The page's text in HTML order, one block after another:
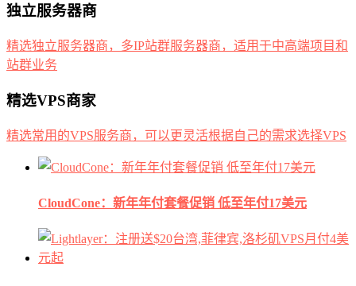
独立服务器商
精选独立服务器商，多IP站群服务器商，适用于中高端项目和
站群业务
精选VPS商家
精选常用的VPS服务商，可以更灵活根据自己的需求选择VPS
CloudCone：新年年付套餐促销 低至年付17美元